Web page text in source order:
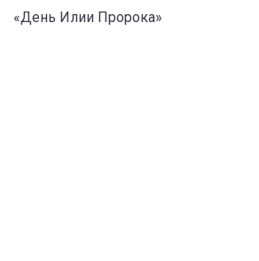
«День Илии Пророка»